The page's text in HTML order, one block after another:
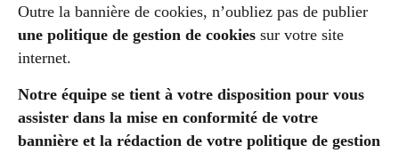
Outre la bannière de cookies, n’oubliez pas de publier
une politique de gestion de cookies sur votre site
internet.
Notre équipe se tient à votre disposition pour vous
assister dans la mise en conformité de votre
bannière et la rédaction de votre politique de gestion